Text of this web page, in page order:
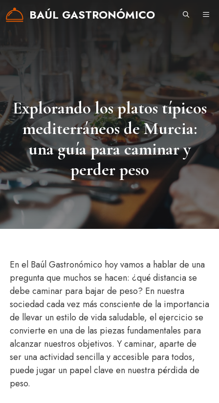
Saltar
BAÚL GASTRONÓMICO
Explorando los platos típicos
mediterráneos de Murcia:
una guía para caminar y
perder peso
En el Baúl Gastronómico hoy vamos a hablar de una
pregunta que muchos se hacen: ¿qué distancia se
debe caminar para bajar de peso? En nuestra
sociedad cada vez más consciente de la importancia
de llevar un estilo de vida saludable, el ejercicio se
convierte en una de las piezas fundamentales para
alcanzar nuestros objetivos. Y caminar, aparte de
ser una actividad sencilla y accesible para todos,
puede jugar un papel clave en nuestra pérdida de
peso.